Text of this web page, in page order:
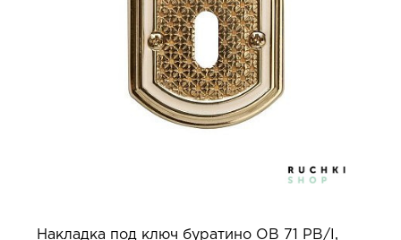
Накладка под ключ буратино OB 71 PB/I,